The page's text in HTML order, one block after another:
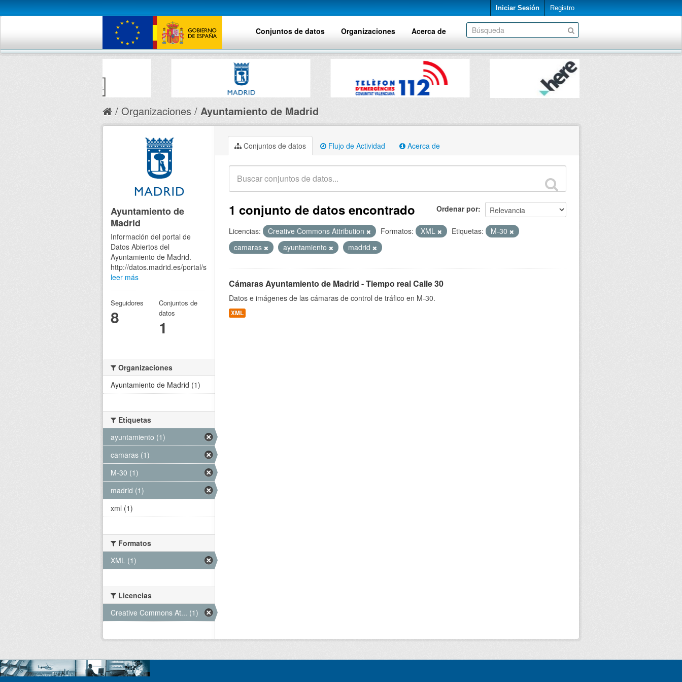
Iniciar Sesión Registro
Conjuntos de datos Organizaciones Acerca de
Organizaciones Ayuntamiento de Madrid
Conjuntos de datos Flujo de Actividad Acerca de
Ordenar por
1 conjunto de datos encontrado
Licencias: Creative Commons Attribution Formatos: XML Etiquetas:
M-30
camaras
ayuntamiento madrid
Cámaras Ayuntamiento de Madrid - Tiempo real Calle 30
Datos e imágenes de las cámaras de control de tráfico en M-30.
XML
Ayuntamiento de
Madrid
Información del portal de
Datos Abiertos del
Ayuntamiento de Madrid.
http://datos.madrid.es/portal/site/egob
leer más
Seguidores
8
Conjuntos de
datos
1
Organizaciones
Ayuntamiento de Madrid (1)
Etiquetas
ayuntamiento (1)
camaras (1)
M-30 (1)
madrid (1)
xml (1)
Formatos
XML (1)
Licencias
Creative Commons At... (1)